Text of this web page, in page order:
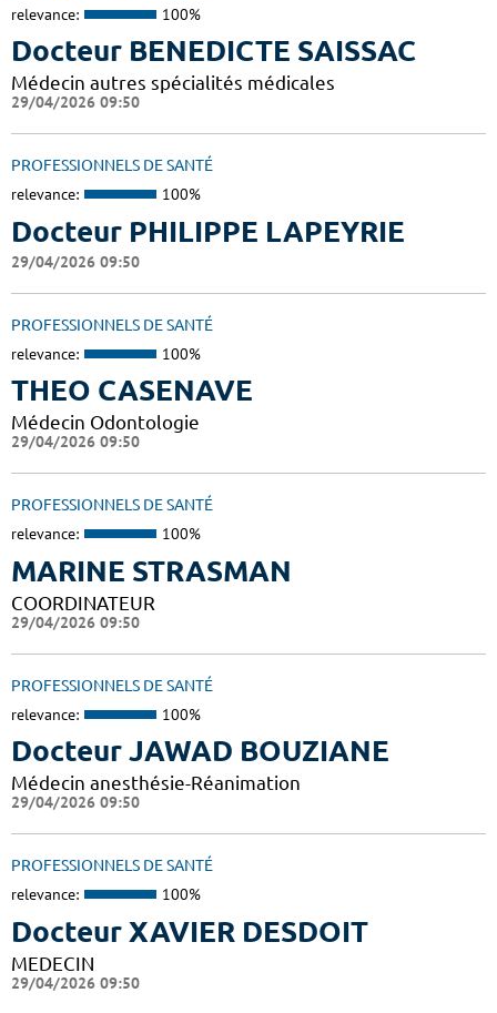
relevance: 100%
Docteur BENEDICTE SAISSAC
Médecin autres spécialités médicales
29/04/2026 09:50
PROFESSIONNELS DE SANTÉ
relevance: 100%
Docteur PHILIPPE LAPEYRIE
29/04/2026 09:50
PROFESSIONNELS DE SANTÉ
relevance: 100%
THEO CASENAVE
Médecin Odontologie
29/04/2026 09:50
PROFESSIONNELS DE SANTÉ
relevance: 100%
MARINE STRASMAN
COORDINATEUR
29/04/2026 09:50
PROFESSIONNELS DE SANTÉ
relevance: 100%
Docteur JAWAD BOUZIANE
Médecin anesthésie-Réanimation
29/04/2026 09:50
PROFESSIONNELS DE SANTÉ
relevance: 100%
Docteur XAVIER DESDOIT
MEDECIN
29/04/2026 09:50